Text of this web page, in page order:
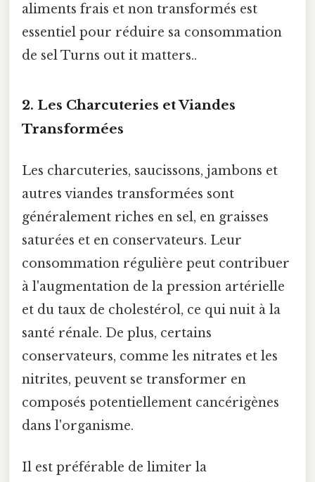
aliments frais et non transformés est
essentiel pour réduire sa consommation
de sel Turns out it matters..
2. Les Charcuteries et Viandes
Transformées
Les charcuteries, saucissons, jambons et
autres viandes transformées sont
généralement riches en sel, en graisses
saturées et en conservateurs. Leur
consommation régulière peut contribuer
à l'augmentation de la pression artérielle
et du taux de cholestérol, ce qui nuit à la
santé rénale. De plus, certains
conservateurs, comme les nitrates et les
nitrites, peuvent se transformer en
composés potentiellement cancérigènes
dans l'organisme.
Il est préférable de limiter la